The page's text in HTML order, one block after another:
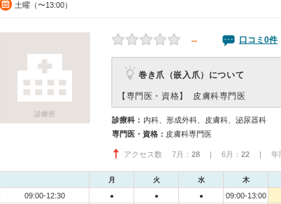
土曜（〜13:00）
診療所
－ 口コミ0件
巻き爪（嵌入爪）について
【専門医・資格】 皮膚科専門医
診療科： 内科、形成外科、皮膚科、泌尿器科
専門医・資格： 皮膚科専門医
アクセス数 7月： 28 | 6月： 22 | 年
月 火 水 木
09:00-12:30 ● ● ● 09:00-13:00